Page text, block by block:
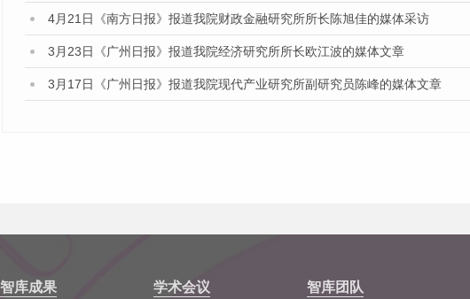
4月21日《南方日报》报道我院财政金融研究所所长陈旭佳的媒体采访
3月23日《广州日报》报道我院经济研究所所长欧江波的媒体文章
3月17日《广州日报》报道我院现代产业研究所副研究员陈峰的媒体文章
智库成果 学术会议 智库团队